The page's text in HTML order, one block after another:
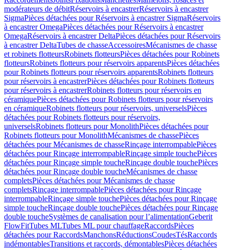
modérateurs de débitRéservoirs à encastrerRéservoirs à encastrer
SigmaPièces détachées pour Réservoirs à encastrer SigmaRéservoirs
à encastrer OmegaPièces détachées pour Réservoirs à encastrer
OmegaRéservoirs à encastrer DeltaPièces détachées pour Réservoirs
à encastrer DeltaTubes de chasseAccessoiresMécanismes de chasse
et robinets flotteursRobinets flotteursPièces détachées pour Robinets
flotteursRobinets flotteurs pour réservoirs apparentsPièces détachées
pour Robinets flotteurs pour réservoirs apparentsRobinets flotteurs
pour réservoirs à encastrerPièces détachées pour Robinets flotteurs
pour réservoirs à encastrerRobinets flotteurs pour réservoirs en
céramiquePièces détachées pour Robinets flotteurs pour réservoirs
en céramiqueRobinets flotteurs pour réservoirs, universelsPièces
détachées pour Robinets flotteurs pour réservoirs,
universelsRobinets flotteurs pour MonolithPièces détachées pour
Robinets flotteurs pour MonolithMécanismes de chassePièces
détachées pour Mécanismes de chasseRinçage interrompablePièces
détachées pour Rinçage interrompableRinçage simple touchePièces
détachées pour Rinçage simple toucheRinçage double touchePièces
détachées pour Rinçage double toucheMécanismes de chasse
completsPièces détachées pour Mécanismes de chasse
completsRinçage interrompablePièces détachées pour Rinçage
interrompableRinçage simple touchePièces détachées pour Rinçage
simple toucheRinçage double touchePièces détachées pour Rinçage
double toucheSystèmes de canalisation pour l’alimentationGeberit
FlowFitTubes MLTubes ML pour chauffageRaccordsPièces
détachées pour RaccordsManchonsRéductionsCoudesTésRaccords
indémontablesTransitions et raccords, démontablesPièces détachées